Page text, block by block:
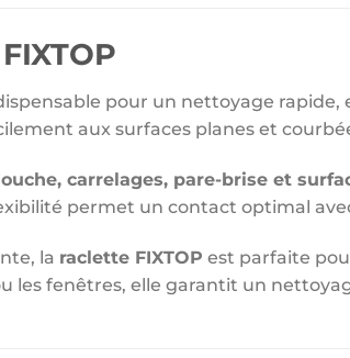
pour un nettoyage rapide,
aux surfaces planes et
carrelages, pare-brise et
permet un contact optimal
la raclette FIXTOP est parfaite
les fenêtres, elle garantit un